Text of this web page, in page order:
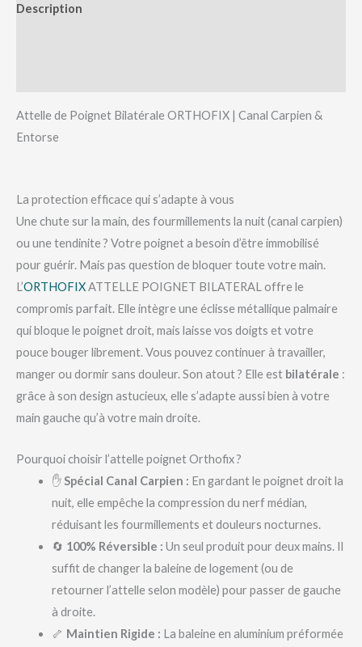
Description
Attelle de Poignet Bilatérale ORTHOFIX | Canal Carpien &
Entorse
La protection efficace qui s’adapte à vous
Une chute sur la main, des fourmillements la nuit (canal carpien)
ou une tendinite ? Votre poignet a besoin d’être immobilisé
pour guérir. Mais pas question de bloquer toute votre main.
L’ORTHOFIXATTELLE POIGNET BILATERAL offre le
compromis parfait. Elle intègre une éclisse métallique palmaire
qui bloque le poignet droit, mais laisse vos doigts et votre
pouce bouger librement. Vous pouvez continuer à travailler,
manger ou dormir sans douleur. Son atout ? Elle est bilatérale :
grâce à son design astucieux, elle s’adapte aussi bien à votre
main gauche qu’à votre main droite.
Pourquoi choisir l’attelle poignet Orthofix ?
✋Spécial Canal Carpien : En gardant le poignet droit la
nuit, elle empêche la compression du nerf médian,
réduisant les fourmillements et douleurs nocturnes.
🔄 100% Réversible : Un seul produit pour deux mains. Il
suffit de changer la baleine de logement (ou de
retourner l’attelle selon modèle) pour passer de gauche
à droite.
🦴 Maintien Rigide : La baleine en aluminium préformée